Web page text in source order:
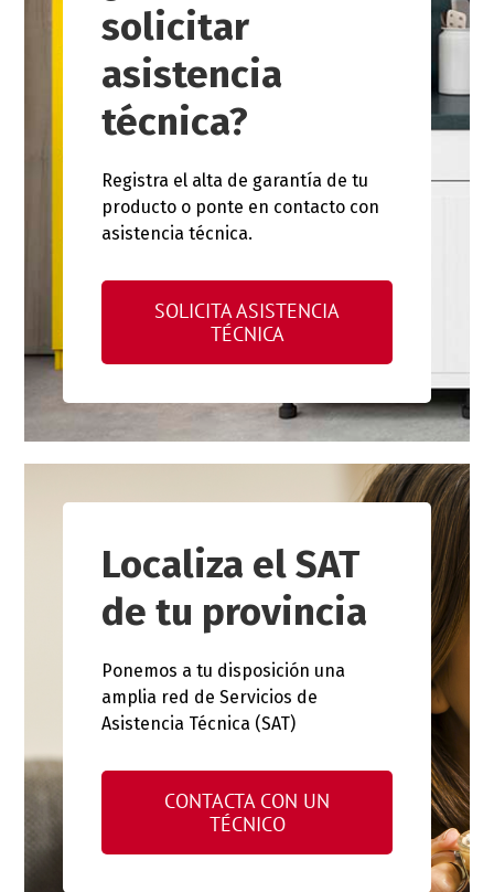
solicitar
asistencia
técnica?
Registra el alta de garantía de tu
producto o ponte en contacto con
asistencia técnica.
SOLICITA ASISTENCIA
TÉCNICA
Localiza el SAT
de tu provincia
Ponemos a tu disposición una
amplia red de Servicios de
Asistencia Técnica (SAT)
CONTACTA CON UN
TÉCNICO